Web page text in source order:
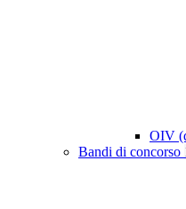
OIV
Bandi di concorso